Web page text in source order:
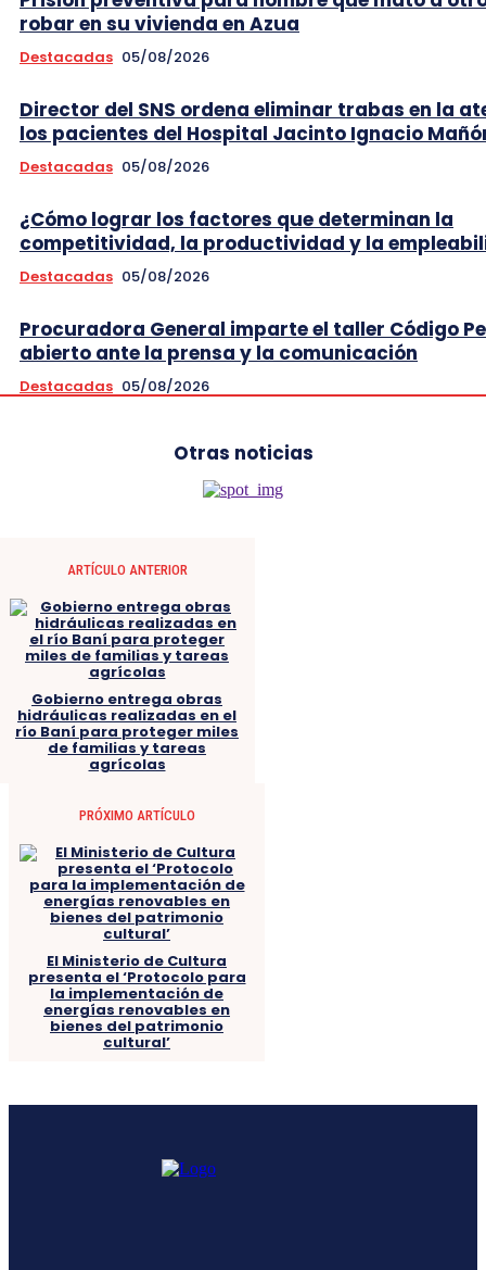
robar en su vivienda en Azua
Destacadas 05/08/2026
Director del SNS ordena eliminar trabas en la
los pacientes del Hospital Jacinto Ignacio
Destacadas 05/08/2026
¿Cómo lograr los factores que determinan la
competitividad, la productividad y la
Destacadas 05/08/2026
Procuradora General imparte el taller Código
abierto ante la prensa y la comunicación
Destacadas 05/08/2026
Otras noticias
ARTÍCULO ANTERIOR
Gobierno entrega obras
hidráulicas realizadas en el
río Baní para proteger miles
de familias y tareas
agrícolas
PRÓXIMO ARTÍCULO
El Ministerio de Cultura
presenta el ‘Protocolo para
la implementación de
energías renovables en
bienes del patrimonio
cultural’